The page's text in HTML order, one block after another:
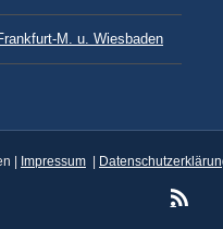
M. u. Wiesbaden
| Impressum